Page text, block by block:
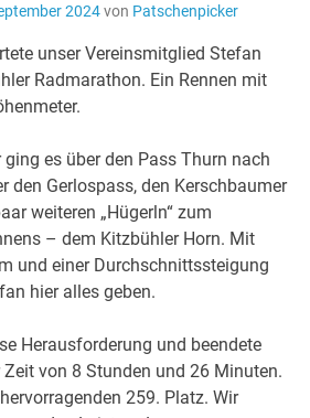
2024von Patschenpicker
unser Vereinsmitglied Stefan
Radmarathon. Ein Rennen mit
es über den Pass Thurn nach
den Gerlospass, den Kerschbaumer
weiteren „Hügerln“ zum
– dem Kitzbühler Horn. Mit
und einer Durchschnittssteigung
hier alles geben.
Herausforderung und beendete
von 8 Stunden und 26 Minuten.
259. Platz. Wir